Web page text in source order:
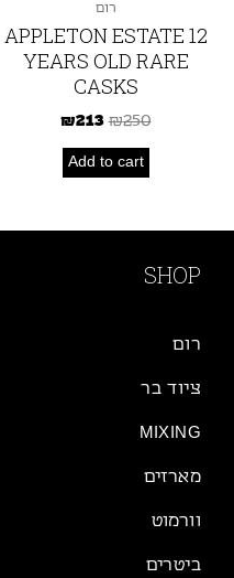
רום
APPLETON ESTATE 12
YEARS OLD RARE
CASKS
₪250
₪213
Add to cart
SHOP
רום
ציוד בר
MIXING
מארזים
וורמוט
ביטרים